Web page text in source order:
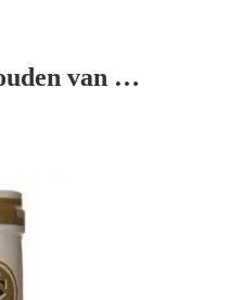
van …